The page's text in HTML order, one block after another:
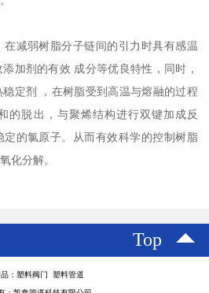
减弱树脂分子链间的引力时具有感温
加剂的有效 成分等优良特性，同时，
定剂 ，在树脂受到高温与熔融的过程
的脱出，与聚烯结构进行双键加成反
的氯原子。从而有效科学的控制树脂
化分解。
Top
：塑料阀门 塑料管道